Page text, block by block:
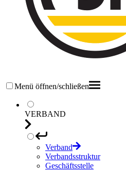
Menü öffnen/schließen
VERBAND
Verband
Verbandsstruktur
Geschäftsstelle